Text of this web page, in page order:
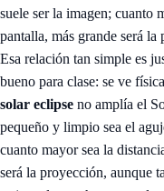
suele ser la imagen; cuanto
pantalla, más grande será
Esa relación tan simple es
bueno para clase: se ve
solar eclipse no amplía el
pequeño y limpio sea el
cuanto mayor sea la
será la proyección, aunque